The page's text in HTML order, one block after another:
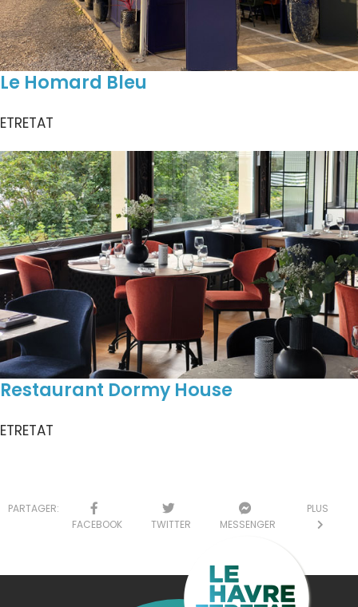
Le Homard Bleu
ETRETAT
Restaurant Dormy House
ETRETAT
PARTAGER:
FACEBOOK
TWITTER MESSENGER
PLUS